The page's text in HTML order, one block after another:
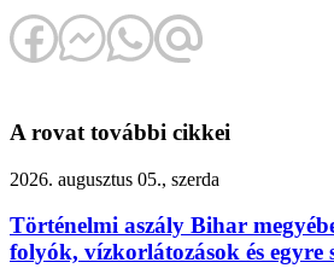
A rovat további cikkei
2026. augusztus 05., szerda
Történelmi aszály Bihar
folyók, vízkorlátozások és egyre